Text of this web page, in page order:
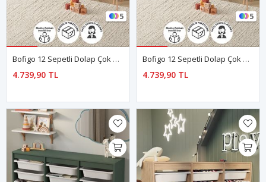
5
Bofigo 12 Sepetli Dolap Çok Amaçlı Dolap Oyuncak Dolabı Lara Kırmızı
4.739,90 TL
5
Bofigo 12 Sepetli Dolap Çok Amaçlı Dolap Oyuncak Dolabı Lara Mavi
4.739,90 TL